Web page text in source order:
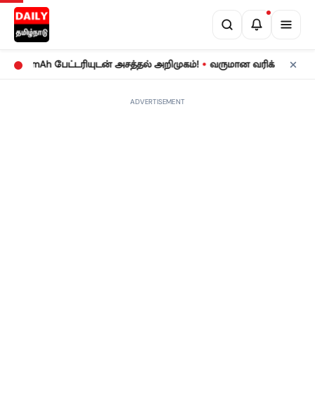
பேட்டரியுடன் அசத்தல் அறிமுகம்! • வருமான வரிக் கணக்குத்
ADVERTISEMENT